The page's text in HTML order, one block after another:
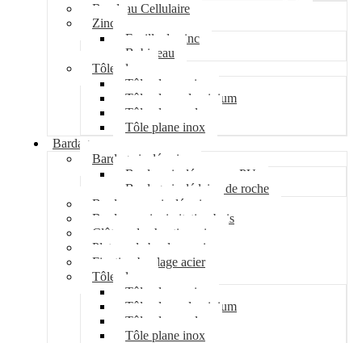
Bandeau Cellulaire
Zinc
Feuille de zinc
Bobineau
Tôle plane
Tôle plane acier
Tôle plane aluminium
Tôle plane galva
Tôle plane inox
Bardage
Bardage isolé acier
Bardage isolé mousse PU
Bardage isolé laine de roche
Bardage non isolé acier
Bardage acier imitation bois
Clôture de chantier acier
Plateau de bardage acier
Fixation bardage acier
Tôle plane
Tôle plane acier
Tôle plane aluminium
Tôle plane galva
Tôle plane inox